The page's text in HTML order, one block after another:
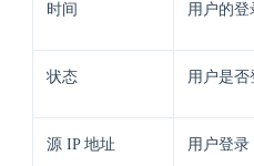
时间 用户的登
状态 用户是否
源 IP 地址 用户登录